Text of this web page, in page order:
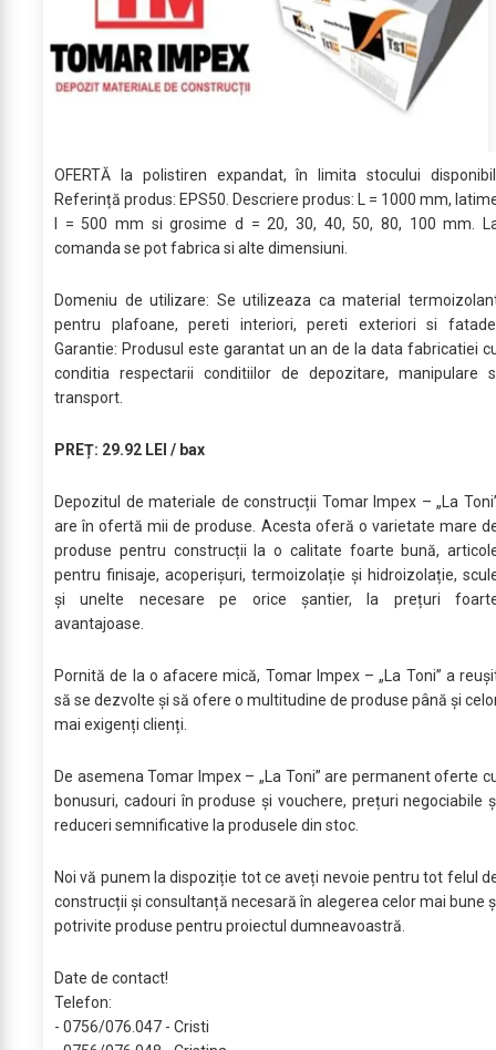
OFERTĂ la polistiren expandat, în limita stocului
Referință produs: EPS50. Descriere produs: L = 1000 mm,
l = 500 mm si grosime d = 20, 30, 40, 50, 80, 100 mm.
comanda se pot fabrica si alte dimensiuni.
Domeniu de utilizare: Se utilizeaza ca material
pentru plafoane, pereti interiori, pereti exteriori si
Garantie: Produsul este garantat un an de la data fabricatiei
conditia respectarii conditiilor de depozitare, manipulare
transport.
PREȚ: 29.92 LEI / bax
Depozitul de materiale de construcții Tomar Impex – „La
are în ofertă mii de produse. Acesta oferă o varietate mare
produse pentru construcții la o calitate foarte bună,
pentru finisaje, acoperișuri, termoizolație și hidroizolație,
și unelte necesare pe orice șantier, la prețuri
avantajoase.
Pornită de la o afacere mică, Tomar Impex – „La Toni” a
să se dezvolte și să ofere o multitudine de produse până și
mai exigenți clienți.
De asemena Tomar Impex – „La Toni” are permanent oferte
bonusuri, cadouri în produse și vouchere, prețuri negociabile
reduceri semnificative la produsele din stoc.
Noi vă punem la dispoziție tot ce aveți nevoie pentru tot felul
construcții și consultanță necesară în alegerea celor mai bune
potrivite produse pentru proiectul dumneavoastră.
Date de contact!
Telefon:
- 0756/076.047 - Cristi